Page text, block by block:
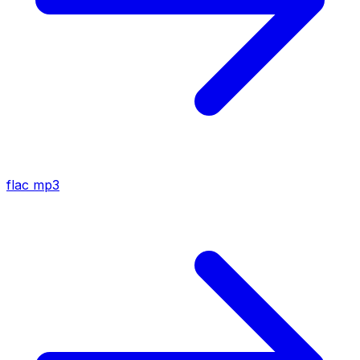
flac mp3